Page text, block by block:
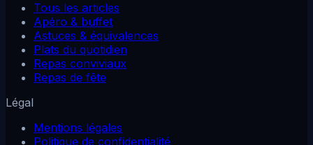
Tous les articles
Apéro & buffet
Astuces & équivalences
Plats du quotidien
Repas conviviaux
Repas de fête
Légal
Mentions légales
Politique de confidentialité